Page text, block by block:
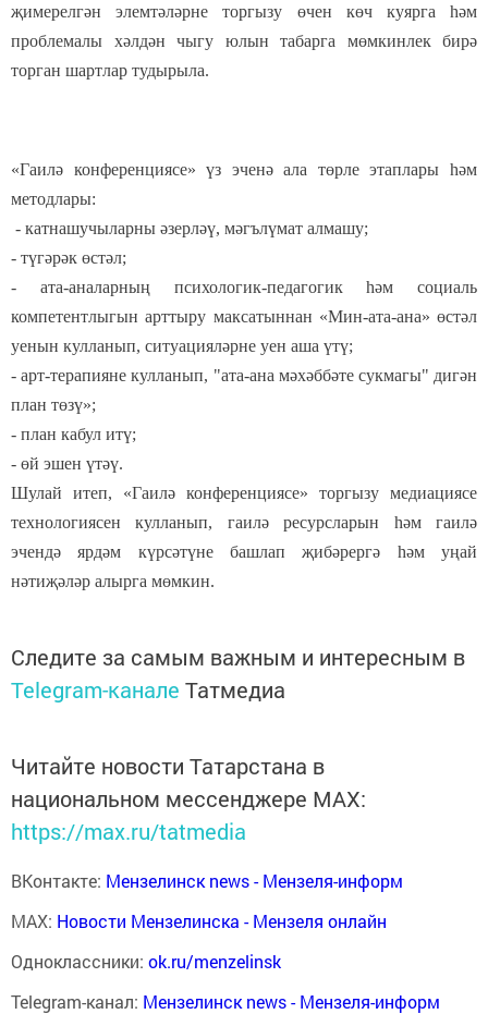
җимерелгән элемтәләрне торгызу өчен көч куярга һәм
проблемалы хәлдән чыгу юлын табарга мөмкинлек бирә
торган шартлар тудырыла.
«Гаилә конференциясе» үз эченә ала төрле этаплары һәм
методлары:
- катнашучыларны әзерләү, мәгълүмат алмашу;
- түгәрәк өстәл;
- ата-аналарның психологик-педагогик һәм социаль
компетентлыгын арттыру максатыннан «Мин-ата-ана» өстәл
уенын кулланып, ситуацияләрне уен аша үтү;
- арт-терапияне кулланып, "ата-ана мәхәббәте сукмагы" дигән
план төзү»;
- план кабул итү;
- өй эшен үтәү.
Шулай итеп, «Гаилә конференциясе» торгызу медиациясе
технологиясен кулланып, гаилә ресурсларын һәм гаилә
эчендә ярдәм күрсәтүне башлап җибәрергә һәм уңай
нәтиҗәләр алырга мөмкин.
Следите за самым важным и интересным в
Telegram-канале Татмедиа
Читайте новости Татарстана в
национальном мессенджере MАХ:
https://max.ru/tatmedia
ВКонтакте: Мензелинск news - Мензеля-информ
MAX: Новости Мензелинска - Мензеля онлайн
Одноклассники: ok.ru/menzelinsk
Telegram-канал: Мензелинск news - Мензеля-информ